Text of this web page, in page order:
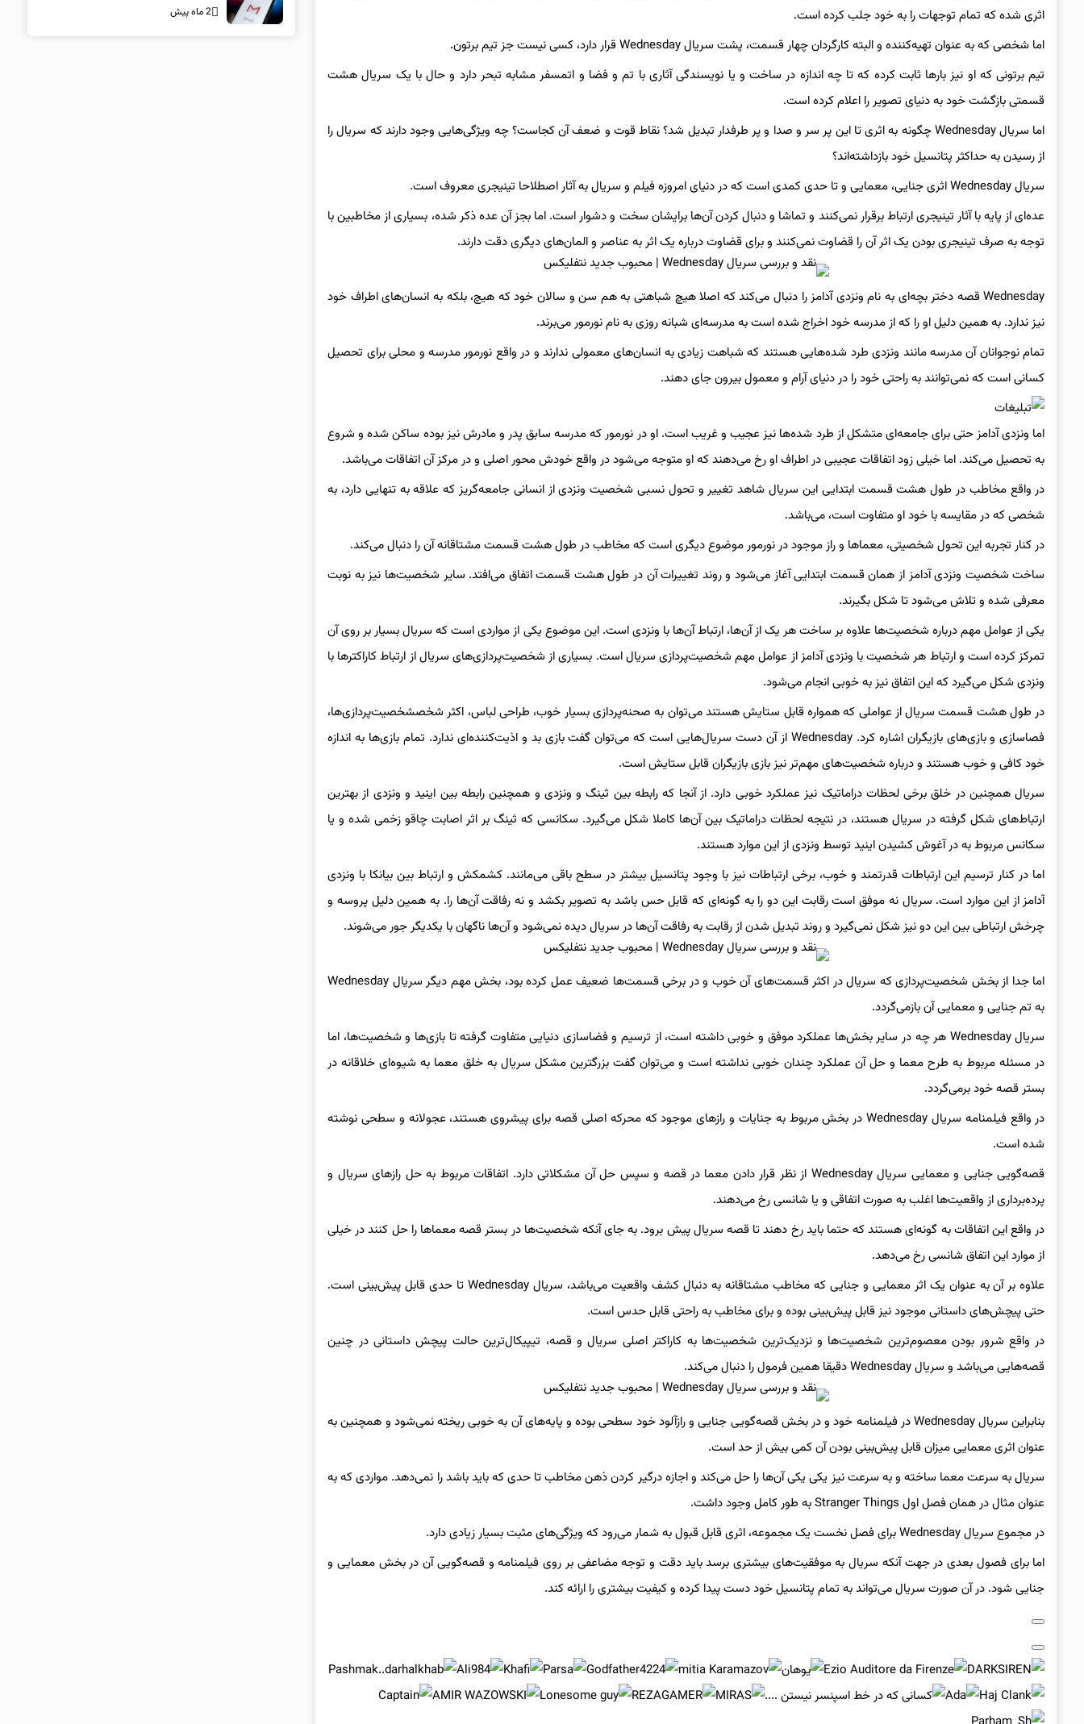
اثری شده که تمام توجهات را به خود جلب کرده است.
اما شخصی که به عنوان تهیه‌کننده و البته کارگردان چهار قسمت، پشت سریال Wednesday قرار دارد، کسی نیست جز تیم برتون.
تیم برتونی که او نیز بارها ثابت کرده که تا چه اندازه در ساخت و یا نویسندگی آثاری با تم و فضا و اتمسفر مشابه تبحر دارد و حال با یک سریال هشت
قسمتی بازگشت خود به دنیای تصویر را اعلام کرده است.
اما سریال Wednesday چگونه به اثری تا این پر سر و صدا و پر طرفدار تبدیل شد؟ نقاط قوت و ضعف آن کجاست؟ چه ویژگی‌هایی وجود دارند که سریال را
از رسیدن به حداکثر پتانسیل خود بازداشته‌اند؟
سریال Wednesday اثری جنایی، معمایی و تا حدی کمدی است که در دنیای امروزه فیلم و سریال به آثار اصطلاحا تینیجری معروف است.
عده‌ای از پایه با آثار تینیجری ارتباط برقرار نمی‌کنند و تماشا و دنبال کردن آن‌ها برایشان سخت و دشوار است. اما بجز آن عده ذکر شده، بسیاری از مخاطبین با
توجه به صرف تینیجری بودن یک اثر آن را قضاوت نمی‌کنند و برای قضاوت درباره یک اثر به عناصر و المان‌های دیگری دقت دارند.
Wednesday قصه دختر بچه‌ای به نام ونزدی آدامز را دنبال می‌کند که اصلا هیچ شباهتی به هم سن و سالان خود که هیچ، بلکه به انسان‌های اطراف خود
نیز ندارد. به همین دلیل او را که از مدرسه خود اخراج شده است به مدرسه‌ای شبانه روزی به نام نورمور می‌برند.
تمام نوجوانان آن مدرسه مانند ونزدی طرد شده‌هایی هستند که شباهت زیادی به انسان‌های معمولی ندارند و در واقع نورمور مدرسه و محلی برای تحصیل
کسانی است که نمی‌توانند به راحتی خود را در دنیای آرام و معمول بیرون جای دهند.
اما ونزدی آدامز حتی برای جامعه‌ای متشکل از طرد شده‌ها نیز عجیب و غریب است. او در نورمور که مدرسه سابق پدر و مادرش نیز بوده ساکن شده و شروع
به تحصیل می‌کند. اما خیلی زود اتفاقات عجیبی در اطراف او رخ می‌دهند که او متوجه می‌شود در واقع خودش محور اصلی و در مرکز آن اتفاقات می‌باشد.
در واقع مخاطب در طول هشت قسمت ابتدایی این سریال شاهد تغییر و تحول نسبی شخصیت ونزدی از انسانی جامعه‌گریز که علاقه به تنهایی دارد، به
شخصی که در مقایسه با خود او متفاوت است، می‌باشد.
در کنار تجربه این تحول شخصیتی، معماها و راز موجود در نورمور موضوع دیگری است که مخاطب در طول هشت قسمت مشتاقانه آن را دنبال می‌کند‌.
ساخت شخصیت ونزدی آدامز از همان قسمت ابتدایی آغاز می‌شود و روند تغییرات آن در طول هشت قسمت اتفاق می‌افتد. سایر شخصیت‌ها نیز به نوبت
معرفی شده و تلاش می‌شود تا شکل بگیرند.
یکی از عوامل مهم درباره شخصیت‌ها علاوه بر ساخت هر یک از آن‌ها، ارتباط آن‌ها با ونزدی است. این موضوع یکی از مواردی است که سریال بسیار بر روی آن
تمرکز کرده است و ارتباط هر شخصیت با ونزدی آدامز از عوامل مهم شخصیت‌پردازی سریال است. بسیاری از شخصیت‌پردازی‌های سریال از ارتباط کاراکترها با
ونزدی شکل می‌گیرد که این اتفاق نیز به خوبی انجام می‌شود.
در طول هشت قسمت سریال از عواملی که همواره قابل ستایش هستند می‌توان به صحنه‌پردازی بسیار خوب، طراحی لباس، اکثر شخصشخصیت‌پردازی‌ها،
فصاسازی و بازی‌های بازیگران اشاره کرد. Wednesday از آن دست سریال‌هایی است که می‌توان گفت بازی بد و اذیت‌کننده‌ای ندارد. تمام بازی‌ها به اندازه
خود کافی و خوب هستند و درباره شخصیت‌های مهم‌تر نیز بازی بازیگران قابل ستایش است.
سریال همچنین در خلق برخی لحظات دراماتیک نیز عملکرد خوبی دارد. از آنجا که رابطه بین ثینگ و ونزدی و همچنین رابطه بین اینید و ونزدی از بهترین
ارتباط‌های شکل گرفته در سریال هستند، در نتیجه لحظات دراماتیک بین آن‌ها کاملا شکل می‌گیرد. سکانسی که ثینگ بر اثر اصابت چاقو زخمی شده و یا
سکانس مربوط به در آغوش کشیدن اینید توسط ونزدی از این موارد هستند.
اما در کنار ترسیم این ارتباطات قدرتمند و خوب، برخی ارتباطات نیز با وجود پتانسیل بیشتر در سطح باقی می‌مانند. کشمکش و ارتباط بین بیانکا با ونزدی
آدامز از این موارد است. سریال نه موفق است رقابت این دو را به گونه‌ای که قابل حس باشد به تصویر بکشد و نه رفاقت آن‌ها را. به همین دلیل پروسه و
چرخش ارتباطی بین این دو نیز شکل نمی‌گیرد و روند تبدیل شدن از رقابت به رفاقت آن‌ها در سریال دیده نمی‌شود و آن‌ها ناگهان با یکدیگر جور می‌شوند.
اما جدا از بخش شخصیت‌پردازی که سریال در اکثر قسمت‌های آن خوب و در برخی قسمت‌ها ضعیف عمل کرده بود، بخش مهم دیگر سریال Wednesday
به تم جنایی و معمایی آن بازمی‌گردد.
سریال Wednesday هر چه در سایر بخش‌ها عملکرد موفق و خوبی داشته است، از ترسیم و فضاسازی دنیایی متفاوت گرفته تا بازی‌ها و شخصیت‌ها، اما
در مسئله مربوط به طرح معما و حل آن عملکرد چندان خوبی نداشته است و می‌توان گفت بزرگترین مشکل سریال به خلق معما به شیوه‌ای خلاقانه در
بستر قصه خود برمی‌گردد.
در واقع فیلمنامه سریال Wednesday در بخش مربوط به جنایات و رازهای موجود که محرکه اصلی قصه برای پیشروی هستند، عجولانه و سطحی نوشته
شده است.
قصه‌گویی جنایی و معمایی سریال Wednesday از نظر قرار دادن معما در قصه و سپس حل آن مشکلاتی دارد. اتفاقات مربوط به حل رازهای سریال و
پرده‌برداری از واقعیت‌ها اغلب به صورت اتفاقی و یا شانسی رخ می‌دهند.
در واقع این اتفاقات به گونه‌ای هستند که حتما باید رخ دهند تا قصه سریال پیش برود. به جای آنکه شخصیت‌‌ها در بستر قصه معماها را حل کنند در خیلی
از موارد این اتفاق شانسی رخ می‌دهد.
علاوه بر آن به عنوان یک اثر معمایی و جنایی که مخاطب مشتاقانه به دنبال کشف واقعیت می‌باشد، سریال Wednesday تا حدی قابل پیش‌بینی است.
حتی پیچش‌های داستانی موجود نیز قابل پیش‌بینی بوده و برای مخاطب به راحتی قابل حدس است.
در واقع شرور بودن معصوم‌ترین شخصیت‌ها و نزدیک‌ترین شخصیت‌ها به کاراکتر اصلی سریال و قصه، تیپیکال‌ترین حالت پیچش داستانی در چنین
قصه‌هایی می‌باشد و سریال‌ Wednesday دقیقا همین فرمول را دنبال می‌کند.
بنابراین سریال Wednesday در فیلمنامه خود و در بخش قصه‌گویی جنایی و رازآلود خود سطحی بوده و پایه‌های آن به خوبی ریخته نمی‌شود و همچنین به
عنوان اثری معمایی میزان قابل پیش‌بینی بودن آن کمی بیش از حد است.
سریال به سرعت معما ساخته و به سرعت نیز یکی یکی آن‌ها را حل می‌کند و اجازه درگیر کردن ذهن مخاطب تا حدی که باید باشد را نمی‌دهد. مواردی که به
عنوان مثال در همان فصل اول Stranger Things به طور کامل وجود داشت.
در مجموع سریال Wednesday برای فصل نخست یک مجموعه، اثری قابل قبول به شمار می‌رود که ویژگی‌های مثبت بسیار زیادی دارد.
اما برای فصول بعدی در جهت آنکه سریال به موفقیت‌های بیشتری برسد باید دقت و توجه مضاعفی بر روی فیلمنامه و قصه‌گویی آن در بخش معمایی و
جنایی شود. در آن صورت سریال می‌تواند به تمام پتانسیل خود دست پیدا کرده و کیفیت بیشتری را ارائه کند.
2 ماه پیش